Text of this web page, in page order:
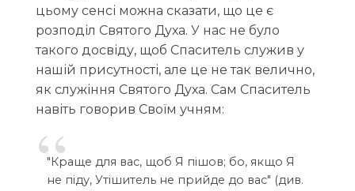
цьому сенсі можна сказати, що це є
розподіл Святого Духа. У нас не було
такого досвіду, щоб Спаситель служив у
нашій присутності, але це не так велично,
як служіння Святого Духа. Сам Спаситель
навіть говорив Своїм учням:
"Краще для вас, щоб Я пішов; бо, якщо Я
не піду, Утішитель не прийде до вас" (див.